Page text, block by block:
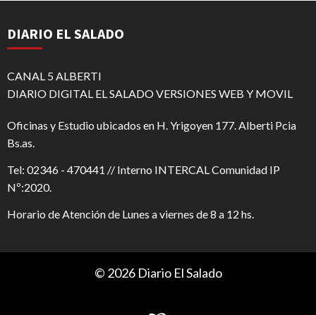
DIARIO EL SALADO
CANAL 5 ALBERTI
DIARIO DIGITAL EL SALADO VERSIONES WEB Y MOVIL
Oficinas y Estudio ubicados en H. Yrigoyen 177. Alberti Pcia
Bs.as.
Tel: 02346 - 470441 // Interno INTERCAL Comunidad IP
Nº:2020.
Horario de Atención de Lunes a viernes de 8 a 12 hs.
© 2026 Diario El Salado